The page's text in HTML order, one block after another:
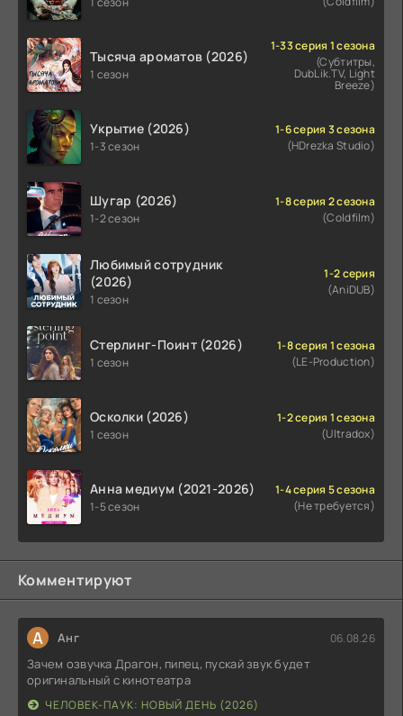
Тысяча ароматов (2026)
1 сезон
1-33 серия 1 сезона
(Субтитры,
DubLik.TV, Light
Breeze)
Укрытие (2026)
1-3 сезон
1-6 серия 3 сезона
(HDrezka Studio)
Шугар (2026)
1-2 сезон
1-8 серия 2 сезона
(Coldfilm)
Любимый сотрудник
(2026)
1 сезон
1-2 серия
(AniDUB)
Стерлинг-Поинт (2026)
1 сезон
1-8 серия 1 сезона
(LE-Production)
Осколки (2026)
1 сезон
1-2 серия 1 сезона
(Ultradox)
Анна медиум (2021-2026)
1-5 сезон
1-4 серия 5 сезона
(Не требуется)
Комментируют
А Анг 06.08.26
Зачем озвучка Драгон, пипец, пускай звук будет
оригинальный с кинотеатра
ЧЕЛОВЕК-ПАУК: НОВЫЙ ДЕНЬ (2026)